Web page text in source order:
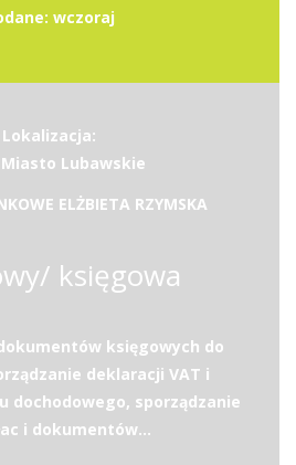
wczoraj
Lokalizacja:
Lubawskie
ELŻBIETA RZYMSKA
księgowa
księgowych do
deklaracji VAT i
dochodowego, sporządzanie
i dokumentów...